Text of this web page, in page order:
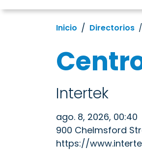
Inicio Directorios
Intertek
ago. 8, 2026, 00:40
900 Chelmsford
https://